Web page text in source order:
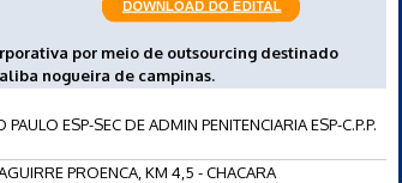
por meio de outsourcing destinado
nogueira de campinas.
ESP-SEC DE ADMIN PENITENCIARIA ESP-C.P.P.
PROENCA, KM 4,5 - CHACARA